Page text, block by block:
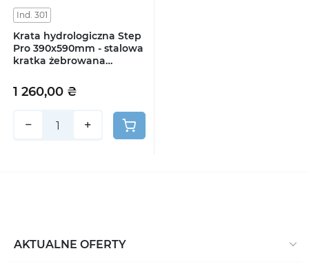
Ind. 301
Krata hydrologiczna Step
Pro 390x590mm - stalowa
kratka żebrowana
1 260,00 ₴
− +
AKTUALNE OFERTY